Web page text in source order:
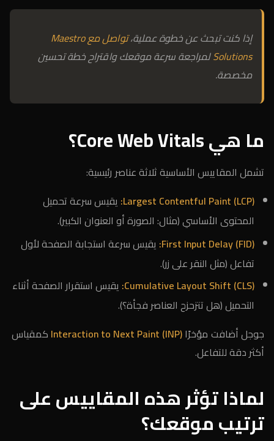
إذا كنت تبحث عن خطوة عملية،
تواصل مع Maestro
Solutionsلمراجعة سرعة موقعك واقتراح خطة تحسين
مخصصة.
ما هي Core Web Vitals؟
تشمل المقاييس الأساسية ثلاثة عناصر رئيسية:
Largest Contentful Paint (LCP): يقيس سرعة تحميل
المحتوى الأساسي (مثال: الصورة أو العنوان الكبير).
First Input Delay (FID): يقيس سرعة استجابة الصفحة لأول
تفاعل (مثل النقر على زر).
Cumulative Layout Shift (CLS): يقيس استقرار الصفحة أثناء
التحميل (هل تتزحزح العناصر فجأة؟).
جوجل أضافت مؤخرًاInteraction to Next Paint (INP) كمقياس
أكثر دقة للتفاعل.
لماذا تؤثر هذه المقاييس على
ترتيب موقعك؟